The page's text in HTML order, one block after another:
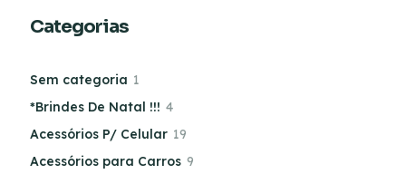
Categorias
Sem categoria 1
*Brindes De Natal !!! 4
Acessórios P/ Celular 19
Acessórios para Carros 9